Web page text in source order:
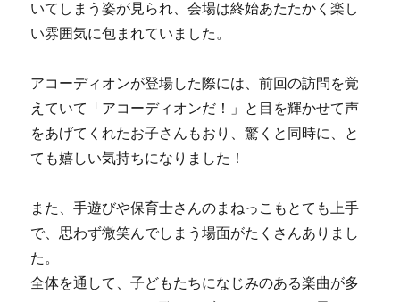
いてしまう姿が見られ、会場は終始あたたかく楽し
い雰囲気に包まれていました。
アコーディオンが登場した際には、前回の訪問を覚
えていて「アコーディオンだ！」と目を輝かせて声
をあげてくれたお子さんもおり、驚くと同時に、と
ても嬉しい気持ちになりました！
また、手遊びや保育士さんのまねっこもとても上手
で、思わず微笑んでしまう場面がたくさんありまし
た。
全体を通して、子どもたちになじみのある楽曲が多